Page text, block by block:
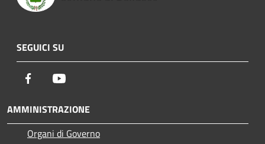
SEGUICI SU
Facebook
AMMINISTRAZIONE
Organi di Governo